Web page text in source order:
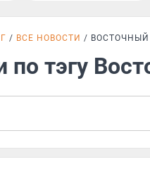
ВСЕ НОВОСТИ
по тэгу